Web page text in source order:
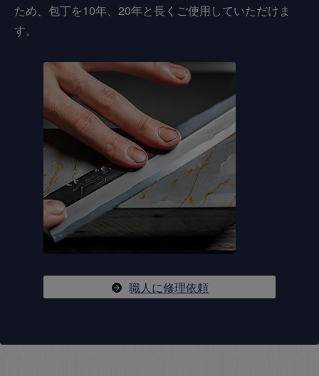
ため、包丁を10年、20年と長くご使用していただけま
す。
職人に修理依頼